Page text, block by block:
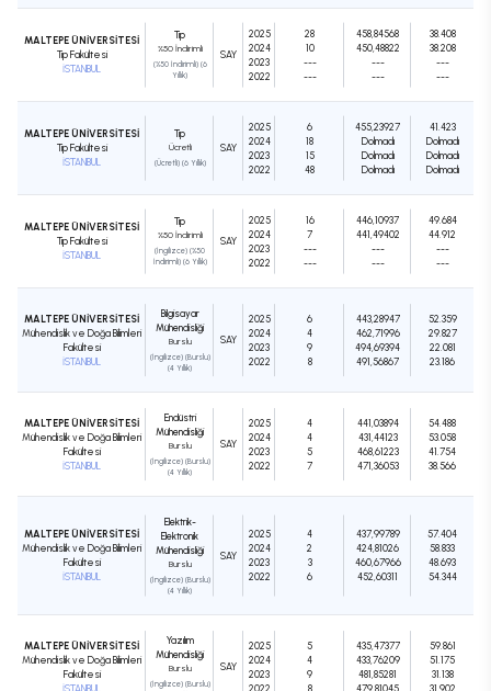
MALTEPE ÜNİVERSİTESİ
Tıp Fakültesi
İSTANBUL
Tıp
%50 İndirimli
(%50 İndirimli) (6
Yıllık)
SAY
2025
2024
2023
2022
28
10
---
---
458,84568
450,48822
---
---
38.408
38.208
---
---
MALTEPE ÜNİVERSİTESİ
Tıp Fakültesi
İSTANBUL
Tıp
Ücretli
(Ücretli) (6 Yıllık)
SAY
2025
2024
2023
2022
6
18
15
48
455,23927
Dolmadı
Dolmadı
Dolmadı
41.423
Dolmadı
Dolmadı
Dolmadı
MALTEPE ÜNİVERSİTESİ
Tıp Fakültesi
İSTANBUL
Tıp
%50 İndirimli
(İngilizce) (%50
İndirimli) (6 Yıllık)
SAY
2025
2024
2023
2022
16
7
---
---
446,10937
441,49402
---
---
49.684
44.912
---
---
MALTEPE ÜNİVERSİTESİ
Mühendislik ve Doğa Bilimleri
Fakültesi
İSTANBUL
Bilgisayar
Mühendisliği
Burslu
(İngilizce) (Burslu)
(4 Yıllık)
SAY
2025
2024
2023
2022
6
4
9
8
443,28947
462,71996
494,69394
491,56867
52.359
29.827
22.081
23.186
MALTEPE ÜNİVERSİTESİ
Mühendislik ve Doğa Bilimleri
Fakültesi
İSTANBUL
Endüstri
Mühendisliği
Burslu
(İngilizce) (Burslu)
(4 Yıllık)
SAY
2025
2024
2023
2022
4
4
5
7
441,03894
431,44123
468,61223
471,36053
54.488
53.058
41.754
38.566
MALTEPE ÜNİVERSİTESİ
Mühendislik ve Doğa Bilimleri
Fakültesi
İSTANBUL
Elektrik-
Elektronik
Mühendisliği
Burslu
(İngilizce) (Burslu)
(4 Yıllık)
SAY
2025
2024
2023
2022
4
2
3
6
437,99789
424,81026
460,67966
452,60311
57.404
58.833
48.693
54.344
MALTEPE ÜNİVERSİTESİ
Mühendislik ve Doğa Bilimleri
Fakültesi
İSTANBUL
Yazılım
Mühendisliği
Burslu
(İngilizce) (Burslu)
SAY
2025
2024
2023
2022
5
4
9
8
435,47377
433,76209
481,85281
479,81045
59.861
51.175
31.138
31.902